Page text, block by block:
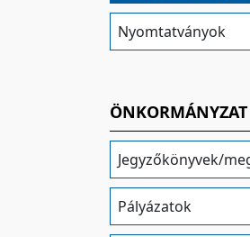
Nyomtatványok
ÖNKORMÁNYZAT
Jegyzőkönyvek/
Pályázatok